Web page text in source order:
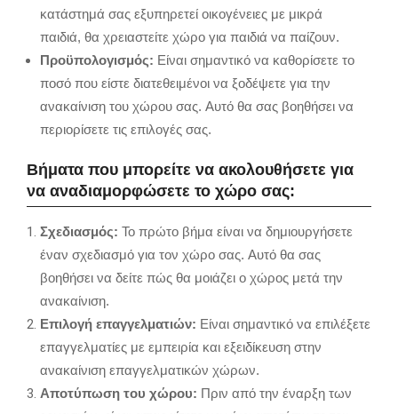
κατάστημά σας εξυπηρετεί οικογένειες με μικρά
παιδιά, θα χρειαστείτε χώρο για παιδιά να παίζουν.
Προϋπολογισμός: Είναι σημαντικό να καθορίσετε το
ποσό που είστε διατεθειμένοι να ξοδέψετε για την
ανακαίνιση του χώρου σας. Αυτό θα σας βοηθήσει να
περιορίσετε τις επιλογές σας.
Βήματα που μπορείτε να ακολουθήσετε για
να αναδιαμορφώσετε το χώρο σας:
Σχεδιασμός: Το πρώτο βήμα είναι να δημιουργήσετε
έναν σχεδιασμό για τον χώρο σας. Αυτό θα σας
βοηθήσει να δείτε πώς θα μοιάζει ο χώρος μετά την
ανακαίνιση.
Επιλογή επαγγελματιών: Είναι σημαντικό να επιλέξετε
επαγγελματίες με εμπειρία και εξειδίκευση στην
ανακαίνιση επαγγελματικών χώρων.
Αποτύπωση του χώρου: Πριν από την έναρξη των